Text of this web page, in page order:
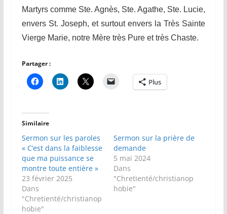
Martyrs comme Ste. Agnès, Ste. Agathe, Ste. Lucie,
envers St. Joseph, et surtout envers la Très Sainte
Vierge Marie, notre Mère très Pure et très Chaste.
Partager :
Plus
Similaire
Sermon sur les paroles
« C’est dans la faiblesse
que ma puissance se
montre toute entière »
23 février 2025
Dans
"Chretienté/christianop
hobie"
Sermon sur la prière de
demande
5 mai 2024
Dans
"Chretienté/christianop
hobie"